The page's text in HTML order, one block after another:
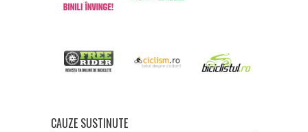
CAUZE SUSTINUTE